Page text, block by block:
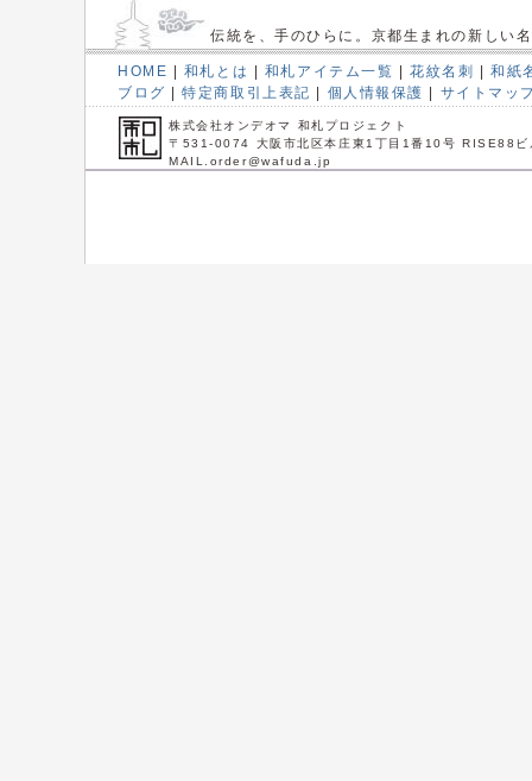
伝統を、手のひらに。京都生まれの新しい
HOME | 和札とは | 和札アイテム一覧 | 花紋名刺 | 和紙
ブログ | 特定商取引上表記 | 個人情報保護 | サイトマッ
株式会社オンデオマ 和札プロジェクト
〒531-0074 大阪市北区本庄東1丁目1番10号 RISE88ビ
MAIL.order@wafuda.jp